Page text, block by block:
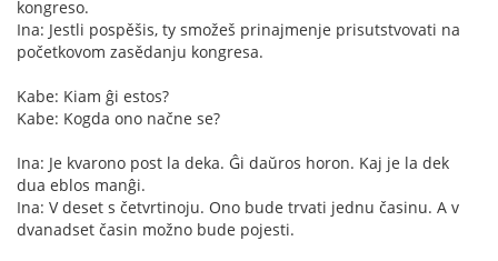
kongreso.
Ina: Jestli pospěšis, ty smožeš prinajmenje prisutstvovati na
početkovom zasědanju kongresa.
Kabe: Kiam ĝi estos?
Kabe: Kogda ono načne se?
Ina: Je kvarono post la deka. Ĝi daŭros horon. Kaj je la dek
dua eblos manĝi.
Ina: V deset s četvrtinoju. Ono bude trvati jednu časinu. A v
dvanadset časin možno bude pojesti.